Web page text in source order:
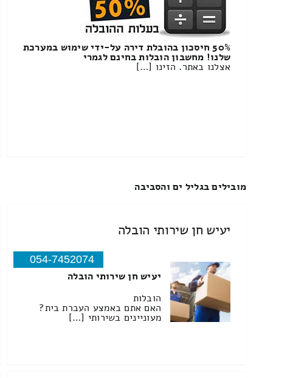
50% חיסכון בהובלת דירה על-ידי שימוש במערכת
שלנו! מחשבון הובלות בחינם לגמרי
אצלנו באתר. הזינו […]
מובילים בגליל ים והסביבה
יעיש חן שירותי הובלה
054-7452074
יעיש חן שירותי הובלה
הובלות
האם אתם באמצע העברת בית?
מעוניינים בשירותי […]